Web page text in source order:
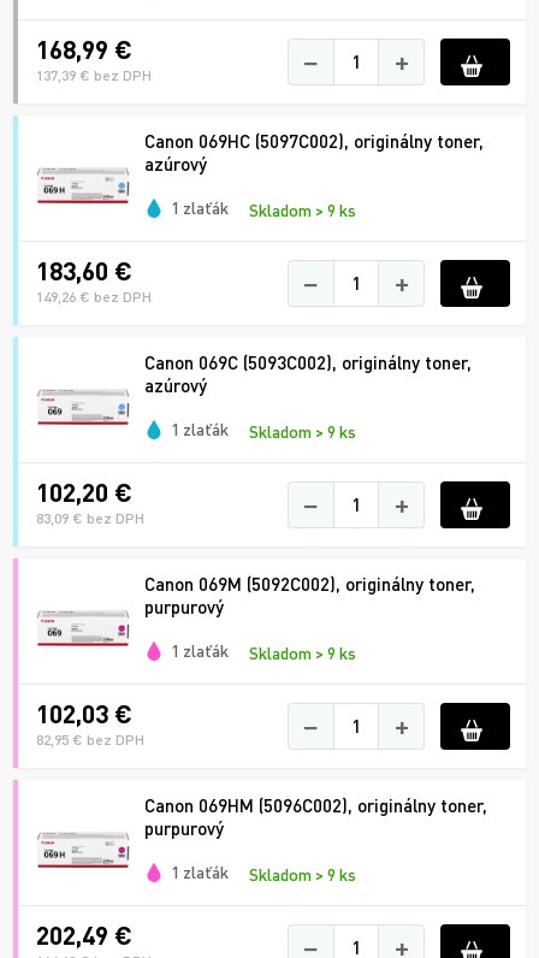
168,99 €
137,39 € bez DPH − +
Canon 069HC (5097C002), originálny toner,
azúrový
1 zlaťák Skladom > 9 ks
183,60 €
149,26 € bez DPH − +
Canon 069C (5093C002), originálny toner,
azúrový
1 zlaťák Skladom > 9 ks
102,20 €
83,09 € bez DPH − +
Canon 069M (5092C002), originálny toner,
purpurový
1 zlaťák Skladom > 9 ks
102,03 €
82,95 € bez DPH − +
Canon 069HM (5096C002), originálny toner,
purpurový
1 zlaťák Skladom > 9 ks
202,49 € − +